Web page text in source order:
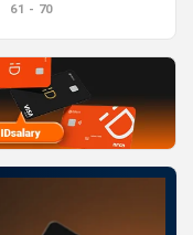
61 - 70